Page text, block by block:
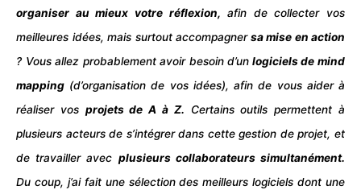
organiser au mieux votre réflexion, afin de collecter vos
meilleures idées, mais surtout accompagnersa mise en action
? Vous allez probablement avoir besoin d’un logiciels de mind
mapping (d’organisation de vos idées), afin de vous aider à
réaliser vos projets de A à Z. Certains outils permettent à
plusieurs acteurs de s’intégrer dans cette gestion de projet, et
de travailler avec plusieurs collaborateurs simultanément.
Du coup, j’ai fait une sélection desmeilleurs logiciels dont une